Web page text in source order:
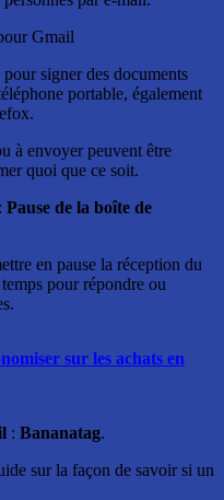
Gmail
signer des documents
portable, également
à envoyer peuvent être
quoi que ce soit.
: Pause de la boîte de
en pause la réception du
pour répondre ou
sur les achats en
: Bananatag.
sur la façon de savoir si un